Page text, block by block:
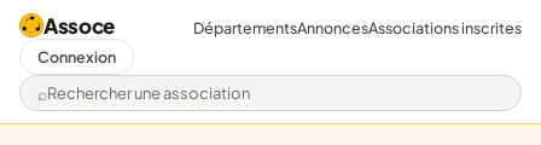
Assoce
Rechercher une association
DépartementsAnnoncesAssociations inscrites
Connexion